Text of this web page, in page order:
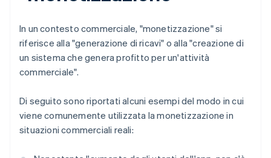
In un contesto commerciale, "monetizzazione" si
riferisce alla "generazione di ricavi" o alla "creazione di
un sistema che genera profitto per un'attività
commerciale".
Di seguito sono riportati alcuni esempi del modo in cui
viene comunemente utilizzata la monetizzazione in
situazioni commerciali reali: